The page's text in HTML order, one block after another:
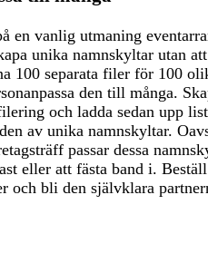
en vanlig utmaning
unika namnskyltar utan
100 separata filer för 100
den till många.
och ladda sedan upp
av unika namnskyltar.
passar dessa
eller att fästa band i.
och bli den självklara